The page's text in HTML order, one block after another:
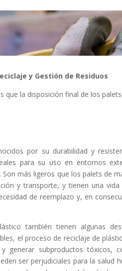
y Gestión de Residuos
que la disposición final de los
por su durabilidad y
para su uso en entornos
más ligeros que los palets de
y transporte, y tienen una
de reemplazo y, en
también tienen algunas
el proceso de reciclaje de
generar subproductos tóxicos,
ser perjudiciales para la salud